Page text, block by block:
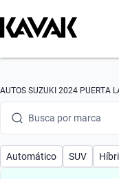
AUTOS SUZUKI 2024 PUERTA
Busca por modelo
Busca por versión
Busca por año
Busca por marca
Busca por modelo
Automático SUV